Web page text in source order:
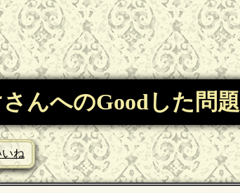
んへのGoodした問題
ね